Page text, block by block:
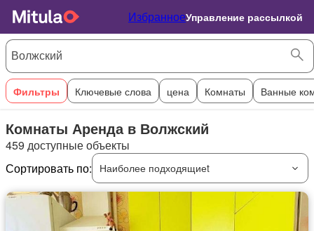
ИзбранноеУправление рассылкой
Фильтры Ключевые слова цена Комнаты Ванные
Комнаты Аренда в Волжский
459 доступные объекты
Сортировать по:
Наиболее подходящиеt